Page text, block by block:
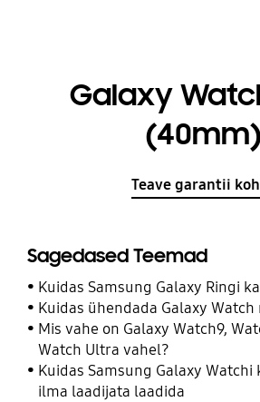
Galaxy
(40mm)
Teave garantii
Sagedased Teemad
Kuidas Samsung Galaxy Ringi
Kuidas ühendada Galaxy
Mis vahe on Galaxy Watch9,
Watch Ultra vahel?
Kuidas Samsung Galaxy Watchi
ilma laadijata laadida